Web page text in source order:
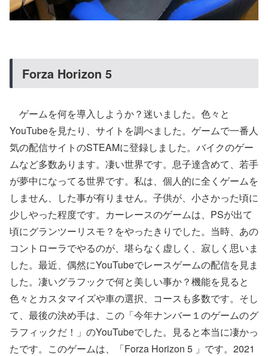
Forza Horizon 5
ゲームを何を導入しようか？迷いました。色々と
YouTubeを見たり、サイトを調べました。ゲームで一番人
気の配信サイトのSTEAMに登録しました。バイクのゲー
ムなど多数あります。凄い世界です。息子達含めて、若手
が夢中になってる世界です。私は、個人的に全くゲームを
しません、した事が有りません。子供が、小さかった頃に
少しやった程度です。カーレースのゲームは、PSが出て
頃にグランツーリスモ？をやったきりでした。当時、あの
コントローラでやるのが、堪らなく虚しく、寂しく思いま
した。最近、偶然にYouTubeでレースゲームの配信を見ま
した。凄いグラフックで何と美しい事か？機能を見ると
色々とカスタマイズや車の選択、コースも多数です。そし
て、最後の決め手は、この「今年ナンバー１のゲームのグ
ラフィックだ！」のYouTubeでした。見ると本当に凄かっ
たです。このゲームは、「Forza Horizon 5 」です。2021